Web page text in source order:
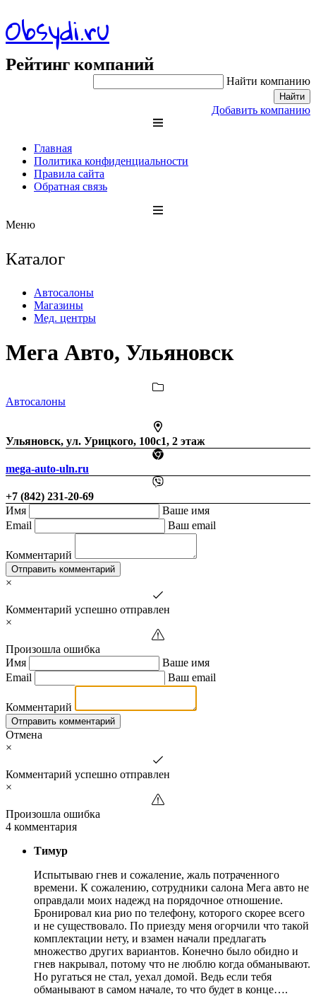
Obsydi.ru
Рейтинг компаний
Найти компанию
Найти
Добавить компанию
Главная
Политика конфиденциальности
Правила сайта
Обратная связь
Меню
Каталог
Автосалоны
Магазины
Мед. центры
Мега Авто, Ульяновск
Автосалоны
Ульяновск, ул. Урицкого, 100с1, 2 этаж
mega-auto-uln.ru
+7 (842) 231-20-69
Имя
Ваше имя
Email
Ваш email
Комментарий
Отправить комментарий
×
Комментарий успешно отправлен
×
Произошла ошибка
Имя
Ваше имя
Email
Ваш email
Комментарий
Отправить комментарий
Отмена
×
Комментарий успешно отправлен
×
Произошла ошибка
4 комментария
Тимур
Испытываю гнев и сожаление, жаль потраченного
времени. К сожалению, сотрудники салона Мега авто не
оправдали моих надежд на порядочное отношение.
Бронировал киа рио по телефону, которого скорее всего
и не существовало. По приезду меня огорчили что такой
комплектации нету, и взамен начали предлагать
множество других вариантов. Конечно было обидно и
гнев накрывал, потому что не люблю когда обманывают.
Но ругаться не стал, уехал домой. Ведь если тебя
обманывают в самом начале, то что будет в конце….